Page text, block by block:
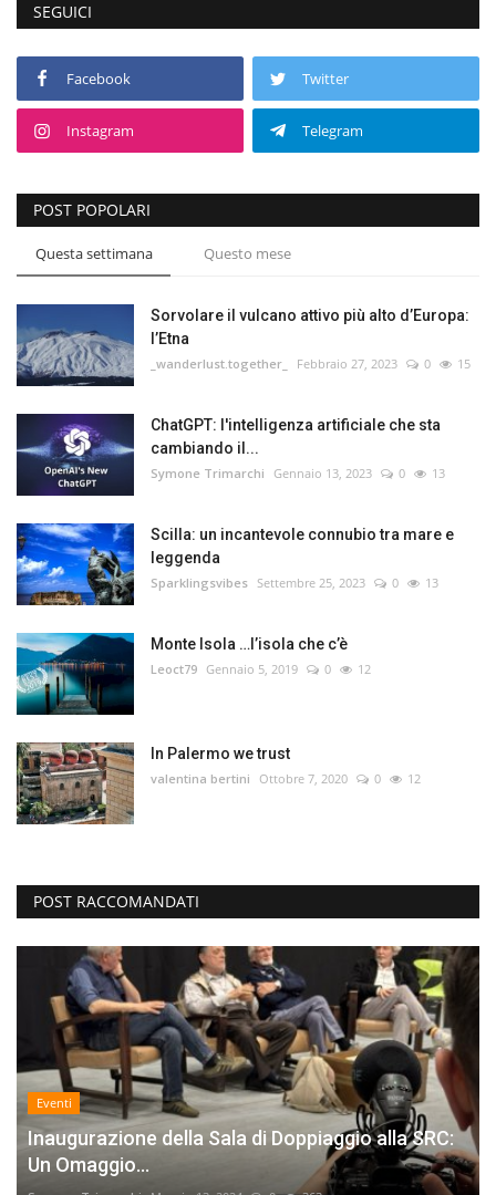
SEGUICI
Facebook Twitter
Instagram Telegram
POST POPOLARI
Questa settimana Questo mese
Sorvolare il vulcano attivo più alto d’Europa:
l’Etna
_wanderlust.together_ Febbraio 27, 2023 0 15
ChatGPT: l'intelligenza artificiale che sta
cambiando il...
Symone Trimarchi Gennaio 13, 2023 0 13
Scilla: un incantevole connubio tra mare e
leggenda
Sparklingsvibes Settembre 25, 2023 0 13
Monte Isola …l’isola che c’è
Leoct79 Gennaio 5, 2019 0 12
In Palermo we trust
valentina bertini Ottobre 7, 2020 0 12
POST RACCOMANDATI
Eventi
Inaugurazione della Sala di Doppiaggio alla SRC:
Un Omaggio...